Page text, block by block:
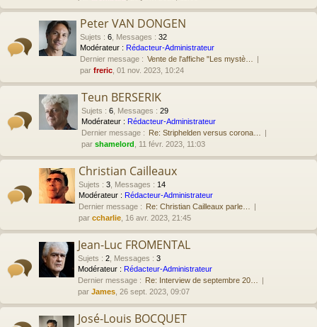
Peter VAN DONGEN
Sujets : 6 Messages : 32
Modérateur : Rédacteur-Administrateur
Dernier message : Vente de l'affiche "Les mystè…
par freric , 01 nov. 2023, 10:24
Teun BERSERIK
Sujets : 6 Messages : 29
Modérateur : Rédacteur-Administrateur
Dernier message : Re: Striphelden versus corona…
par shamelord , 11 févr. 2023, 11:03
Christian Cailleaux
Sujets : 3 Messages : 14
Modérateur : Rédacteur-Administrateur
Dernier message : Re: Christian Cailleaux parle…
par ccharlie , 16 avr. 2023, 21:45
Jean-Luc FROMENTAL
Sujets : 2 Messages : 3
Modérateur : Rédacteur-Administrateur
Dernier message : Re: Interview de septembre 20…
par James , 26 sept. 2023, 09:07
José-Louis BOCQUET